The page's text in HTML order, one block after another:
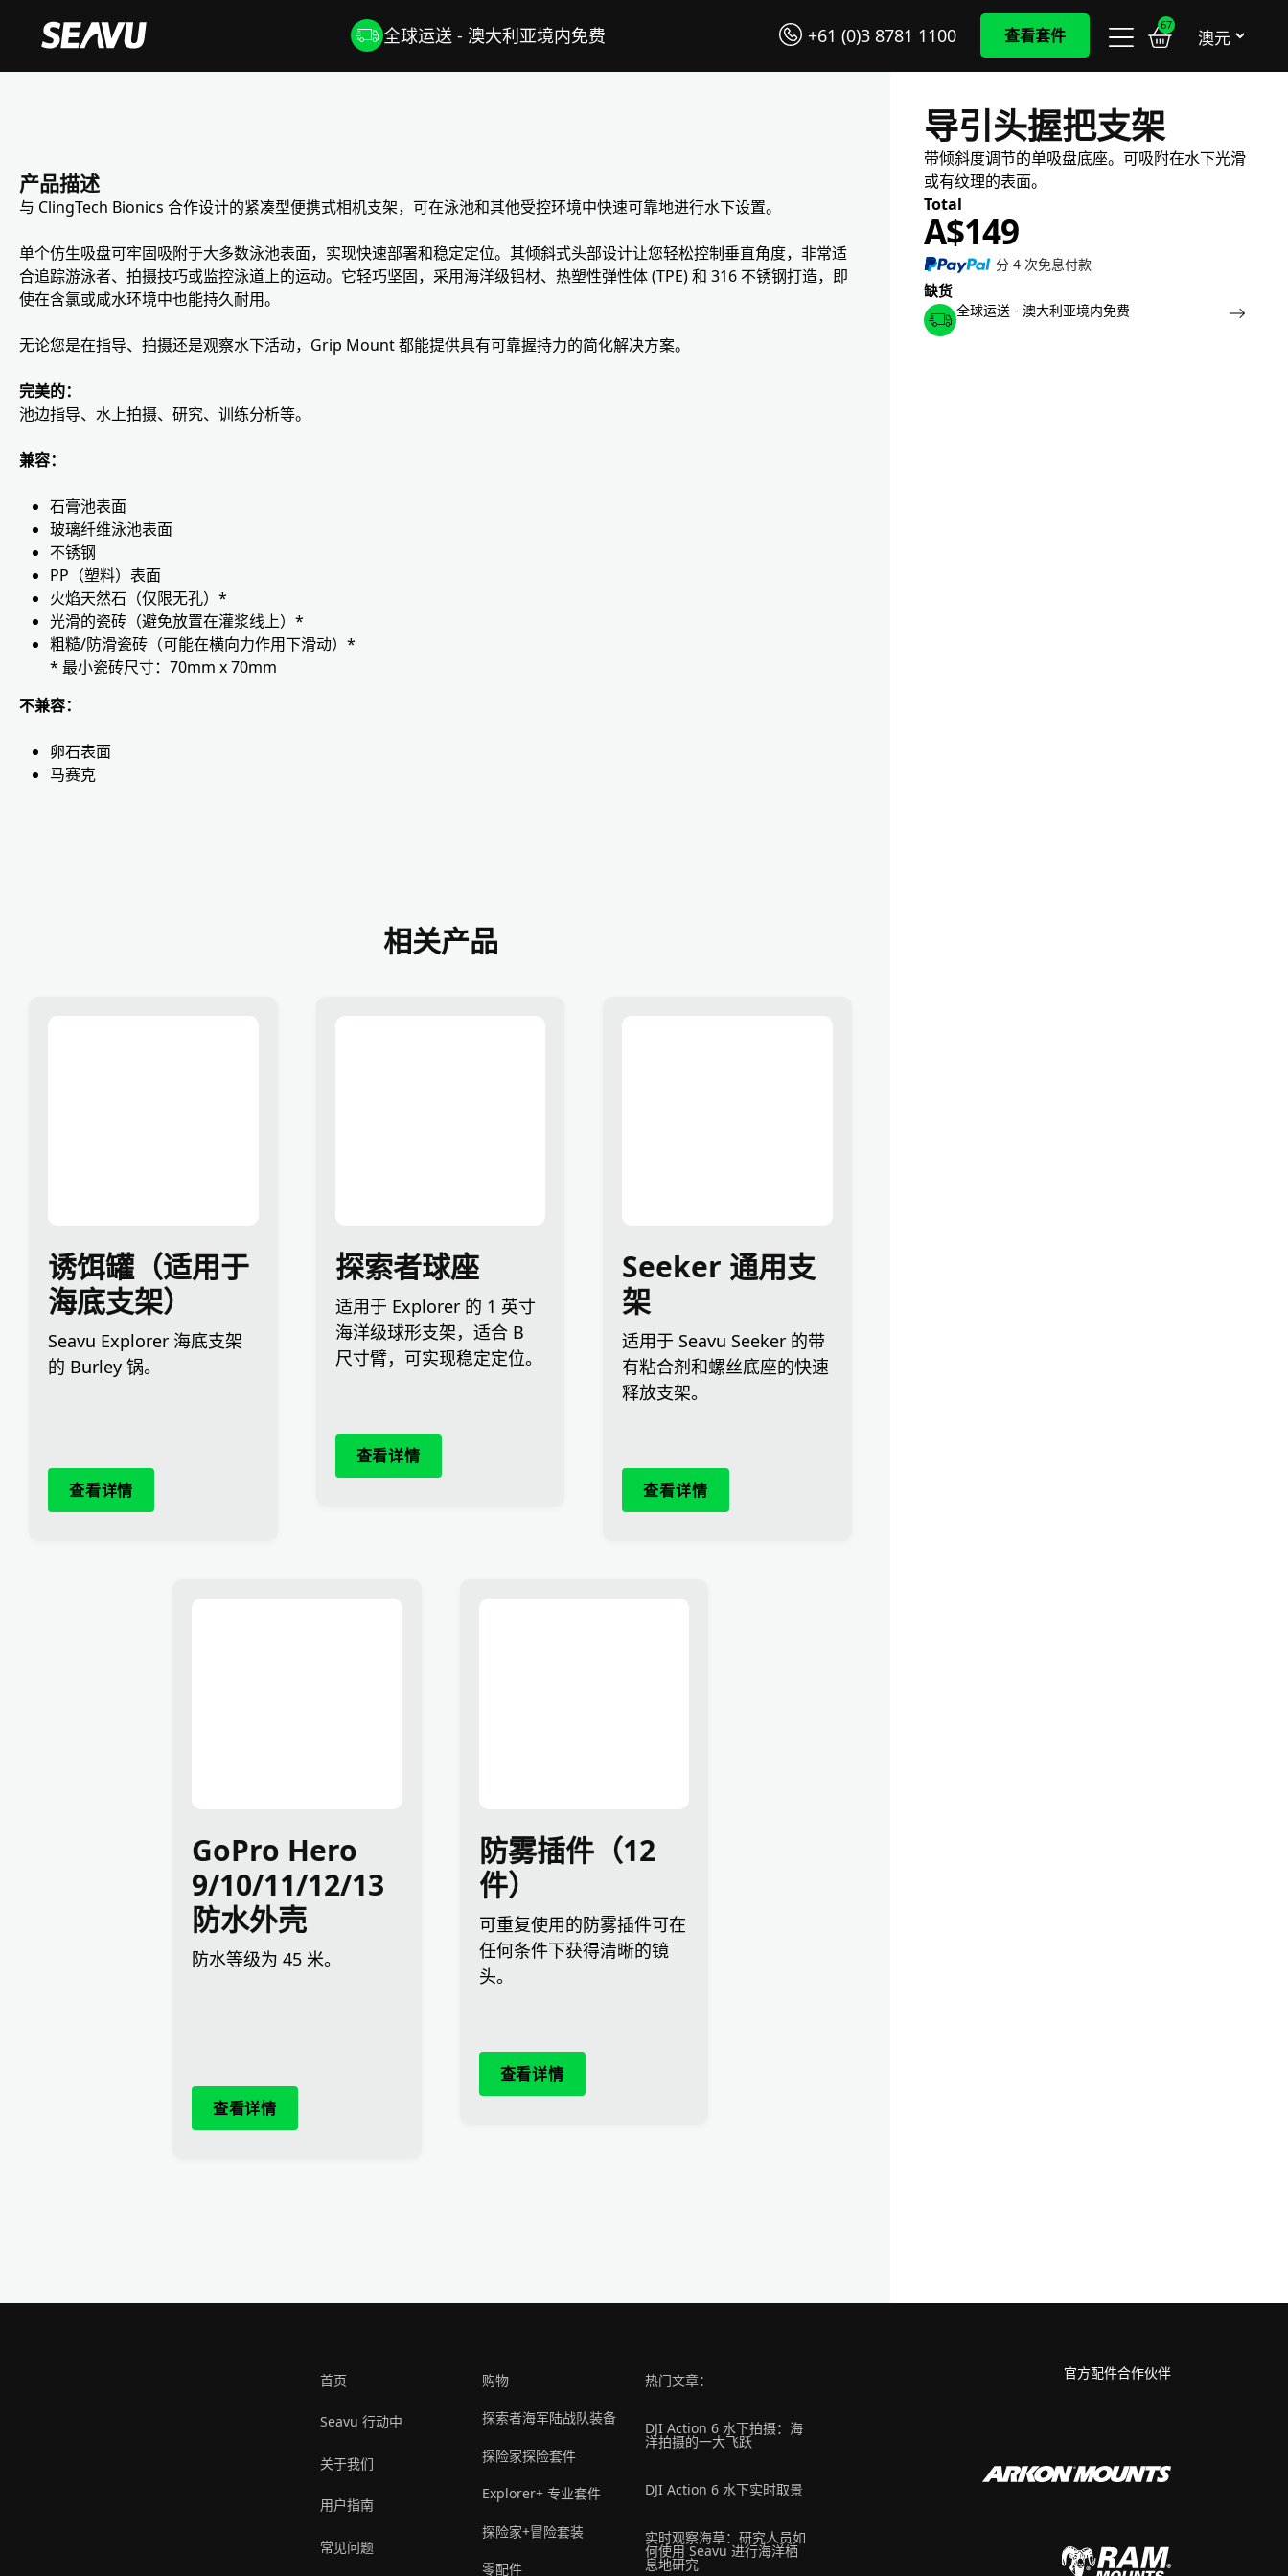
全球运送 - 澳大利亚境内免费 +61 (0)3 8781 1100 查看套件
67
产品描述
与 ClingTech Bionics 合作设计的紧凑型便携式相机支架，可在泳池和其他受控环境中快速可靠地进行水下设置。
单个仿生吸盘可牢固吸附于大多数泳池表面，实现快速部署和稳定定位。其倾斜式头部设计让您轻松控制垂直角度，非常适
合追踪游泳者、拍摄技巧或监控泳道上的运动。它轻巧坚固，采用海洋级铝材、热塑性弹性体 (TPE) 和 316 不锈钢打造，即
使在含氯或咸水环境中也能持久耐用。
无论您是在指导、拍摄还是观察水下活动，Grip Mount 都能提供具有可靠握持力的简化解决方案。
完美的：
池边指导、水上拍摄、研究、训练分析等。
兼容：
石膏池表面
玻璃纤维泳池表面
不锈钢
PP（塑料）表面
火焰天然石（仅限无孔）*
光滑的瓷砖（避免放置在灌浆线上）*
粗糙/防滑瓷砖（可能在横向力作用下滑动）*
* 最小瓷砖尺寸：70mm x 70mm
不兼容：
卵石表面
马赛克
相关产品
诱饵罐（适用于
海底支架）
Seavu Explorer 海底支架
的 Burley 锅。
查看详情
探索者球座
适用于 Explorer 的 1 英寸
海洋级球形支架，适合 B
尺寸臂，可实现稳定定位。
查看详情
Seeker 通用支
架
适用于 Seavu Seeker 的带
有粘合剂和螺丝底座的快速
释放支架。
查看详情
GoPro Hero
9/10/11/12/13
防水外壳
防水等级为 45 米。
查看详情
防雾插件（12
件）
可重复使用的防雾插件可在
任何条件下获得清晰的镜
头。
查看详情
导引头握把支架
带倾斜度调节的单吸盘底座。可吸附在水下光滑
或有纹理的表面。
A$149
分 4 次免息付款
缺货
全球运送 - 澳大利亚境内免费
首页
Seavu 行动中
关于我们
用户指南
常见问题
购物
探索者海军陆战队装备
探险家探险套件
Explorer+ 专业套件
探险家+冒险套装
零配件
热门文章：
DJI Action 6 水下拍摄：海
洋拍摄的一大飞跃
DJI Action 6 水下实时取景
实时观察海草：研究人员如
何使用 Seavu 进行海洋栖
息地研究
官方配件合作伙伴